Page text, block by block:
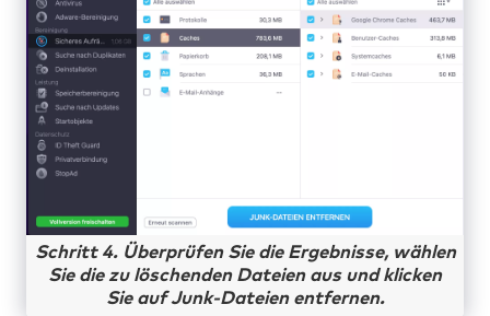
Schritt 4. Überprüfen Sie die Ergebnisse, wählen
Sie die zu löschenden Dateien aus und klicken
Sie auf Junk-Dateien entfernen.